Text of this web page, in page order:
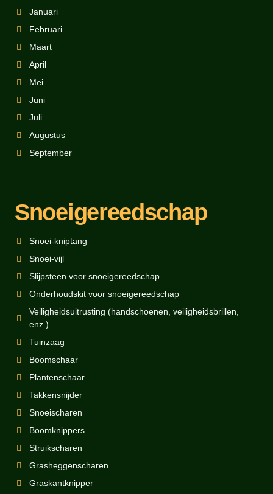
Snoeigereedschap
Snoei-kniptang
Snoei-vijl
Slijpsteen voor snoeigereedschap
Onderhoudskit voor snoeigereedschap
Veiligheidsuitrusting (handschoenen, veiligheidsbrillen,
enz.)
Tuinzaag
Boomschaar
Plantenschaar
Takkensnijder
Snoeischaren
Boomknippers
Struikscharen
Grasheggenscharen
Graskantknipper
Januari
Februari
Maart
April
Mei
Juni
Juli
Augustus
September